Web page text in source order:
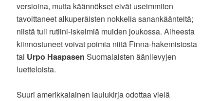
versioina, mutta käännökset eivät useimmiten
tavoittaneet alkuperäisten nokkelia sanankäänteitä;
niistä tuli rutiini-iskelmiä muiden joukossa. Aiheesta
kiinnostuneet voivat poimia niitä Finna-hakemistosta
tai Urpo Haapasen Suomalaisten äänilevyjen
luetteloista.
Suuri amerikkalainen laulukirja odottaa vielä